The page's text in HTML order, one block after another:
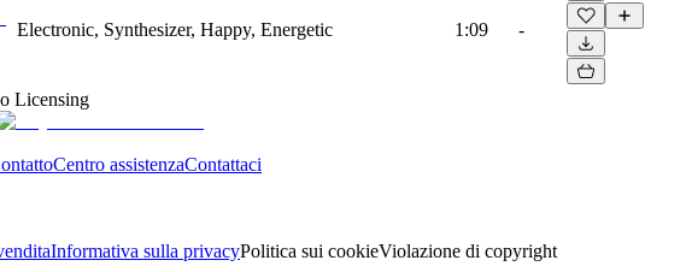
Electronic, Synthesizer, Happy, Energetic 1:09 -
Licensing
Centro assistenzaContattaci
Informativa sulla privacyPolitica sui cookieViolazione di copyright